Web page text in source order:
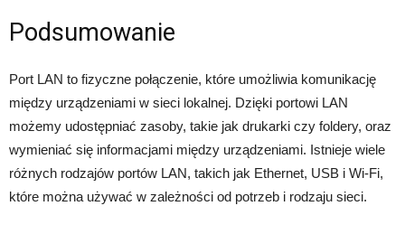
Podsumowanie
Port LAN to fizyczne połączenie, które umożliwia komunikację
między urządzeniami w sieci lokalnej. Dzięki portowi LAN
możemy udostępniać zasoby, takie jak drukarki czy foldery, oraz
wymieniać się informacjami między urządzeniami. Istnieje wiele
różnych rodzajów portów LAN, takich jak Ethernet, USB i Wi-Fi,
które można używać w zależności od potrzeb i rodzaju sieci.